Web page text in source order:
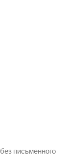
письменного